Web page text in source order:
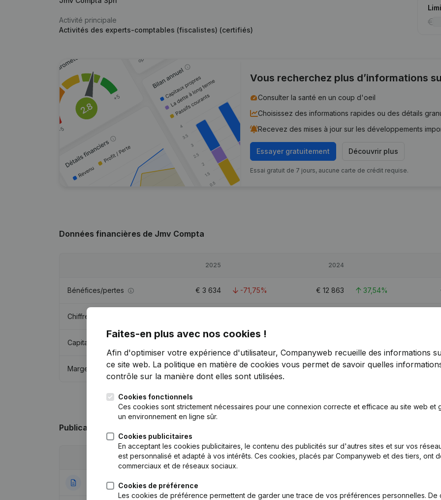
Activité principale
Activités des experts-comptables (fiscalistes) (certifiés)
Vous recherchez plus d’informations
Consulter la santé en un coup d'oeil
Choisissez des informations rapides ou des détails
Recevez des mises à jour sur les développements
Essayer gratuitement Découvrir plus
Essai gratuit de 7 jours, aucune carte de crédit requise.
Données financières de Jmv Compta
2025 2024
Bénéfices/pertes € 3 634 -71,75% € 12 863 37,54%
Chiffre d'affaires
Capitaux propres
Marge brute €6 735 -64,28% €18 857 -37,46%
Publications
Publication
24-01-2024 Statuts (Traduction, Coordination, Autres Modifications,...)
Faites-en plus avec nos cookies !
Afin d'optimiser votre expérience d'utilisateur, Companyweb recueille des informations
ce site web. La politique en matière de cookies vous permet de savoir quelles
contrôle sur la manière dont elles sont utilisées.
Cookies fonctionnels
Ces cookies sont strictement nécessaires pour une connexion correcte et efficace au site web et
un environnement en ligne sûr.
Cookies publicitaires
En acceptant les cookies publicitaires, le contenu des publicités sur d'autres sites et sur vos
est personnalisé et adapté à vos intérêts. Ces cookies, placés par Companyweb et des tiers, ont
commerciaux et de réseaux sociaux.
Cookies de préférence
Les cookies de préférence permettent de garder une trace de vos préférences personnelles. De